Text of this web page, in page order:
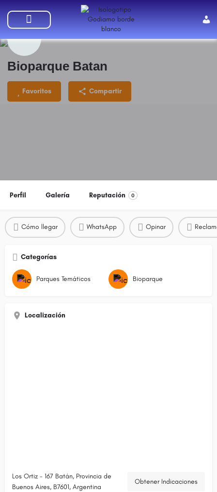
Bioparque Batan
Favoritos Compartir
Perfil Galería Reputación 0
Cómo llegar WhatsApp Opinar
Categorías
Parques Temáticos Bioparque
Localización
Los Ortiz - 167 Batán, Provincia de
Buenos Aires, B7601, Argentina
Obtener Indicaciones